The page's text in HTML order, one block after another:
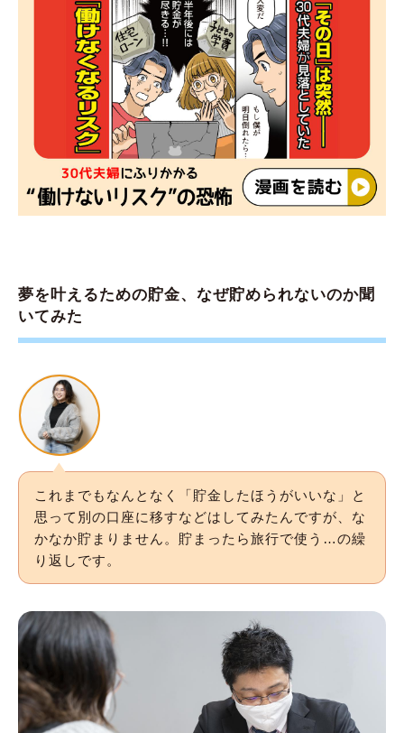
夢を叶えるための貯金、なぜ貯められないのか聞
いてみた
これまでもなんとなく「貯金したほうがいいな」と
思って別の口座に移すなどはしてみたんですが、な
かなか貯まりません。貯まったら旅行で使う…の繰
り返しです。